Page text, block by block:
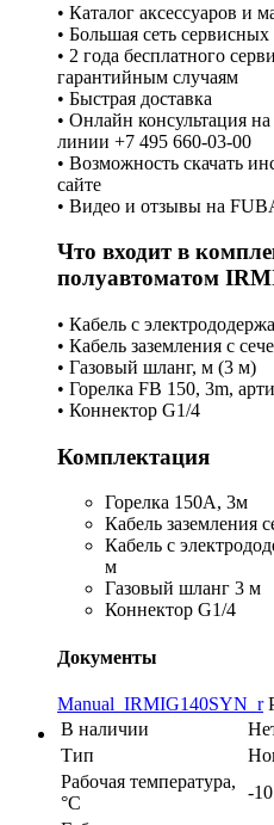
• Каталог аксессуаров и
• Большая сеть сервисных
• 2 года бесплатного
гарантийным случаям
• Быстрая доставка
• Онлайн консультация
линии +7 495 660-03-00
• Возможность скачать
сайте
• Видео и отзывы на
Что входит в
полуавтоматом
• Кабель с
• Кабель заземления с
• Газовый шланг, м (3 м)
• Горелка FB 150, 3m,
• Коннектор G1/4
Комплектация
Горелка 150А, 3м
Кабель заземления
Кабель с
м
Газовый шланг 3 м
Коннектор G1/4
Документы
Manual_IRMIG140SYN_r
В наличии
Тип
Рабочая температура,
°C
-